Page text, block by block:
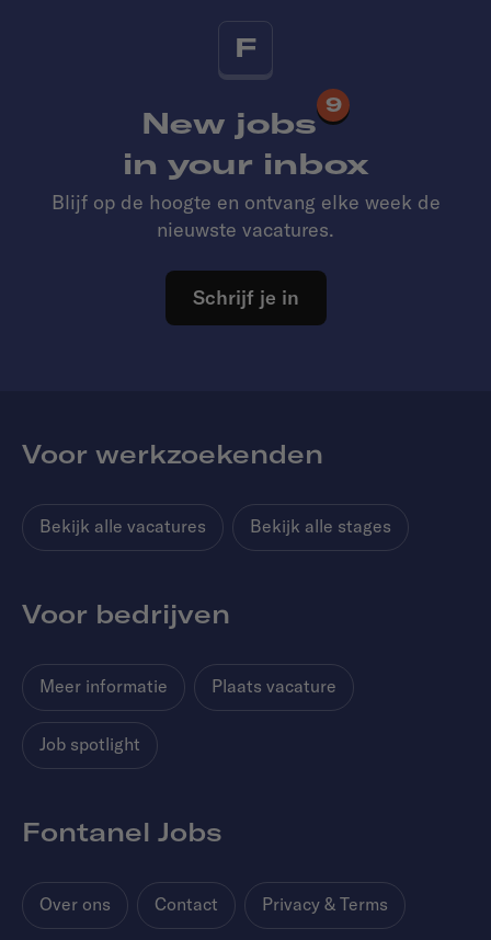
F
New jobs
9
in your inbox
Blijf op de hoogte en ontvang elke week de
nieuwste vacatures.
Schrijf je in
Voor werkzoekenden
Bekijk alle vacatures Bekijk alle stages
Voor bedrijven
Meer informatie Plaats vacature
Job spotlight
Fontanel Jobs
Over ons Contact Privacy & Terms